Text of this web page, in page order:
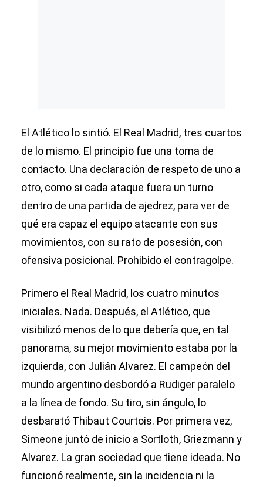
El Atlético lo sintió. El Real Madrid, tres cuartos
de lo mismo. El principio fue una toma de
contacto. Una declaración de respeto de uno a
otro, como si cada ataque fuera un turno
dentro de una partida de ajedrez, para ver de
qué era capaz el equipo atacante con sus
movimientos, con su rato de posesión, con
ofensiva posicional. Prohibido el contragolpe.
Primero el Real Madrid, los cuatro minutos
iniciales. Nada. Después, el Atlético, que
visibilizó menos de lo que debería que, en tal
panorama, su mejor movimiento estaba por la
izquierda, con Julián Alvarez. El campeón del
mundo argentino desbordó a Rudiger paralelo
a la línea de fondo. Su tiro, sin ángulo, lo
desbarató Thibaut Courtois. Por primera vez,
Simeone juntó de inicio a Sortloth, Griezmann y
Alvarez. La gran sociedad que tiene ideada. No
funcionó realmente, sin la incidencia ni la